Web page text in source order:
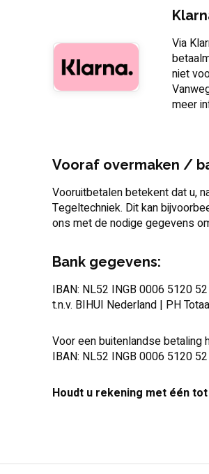
Via
niet
meer
Vooraf overmaken /
Vooruitbetalen betekent dat u,
Tegeltechniek. Dit kan
ons met de nodige gegevens
Bank gegevens:
IBAN: NL52 INGB 0006 5120 52
t.n.v. BIHUI Nederland | PH
Voor een buitenlandse betaling
IBAN: NL52 INGB 0006 5120
Houdt u rekening met één